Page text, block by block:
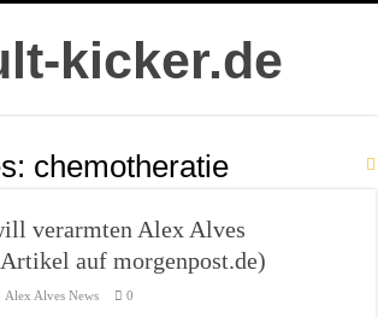
chemotheratie
verarmten Alex Alves
auf morgenpost.de)
Alex Alves News 0